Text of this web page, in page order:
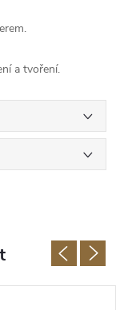
a tvoření.